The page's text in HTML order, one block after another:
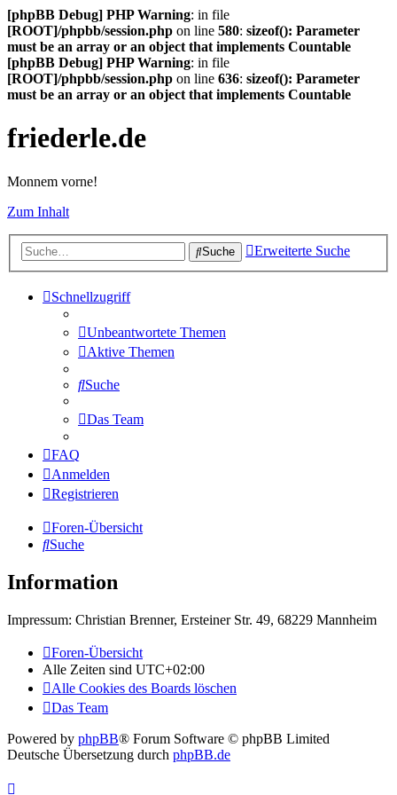
[phpBB Debug] PHP Warning: in file
[ROOT]/phpbb/session.php on line 580: sizeof(): Parameter
must be an array or an object that implements Countable
[phpBB Debug] PHP Warning: in file
[ROOT]/phpbb/session.php on line 636: sizeof(): Parameter
must be an array or an object that implements Countable
friederle.de
Monnem vorne!
Zum Inhalt
Suche Erweiterte Suche
Schnellzugriff
Unbeantwortete Themen
Aktive Themen
Suche
Das Team
FAQ
Anmelden
Registrieren
Foren-Übersicht
Suche
Information
Impressum: Christian Brenner, Ersteiner Str. 49, 68229 Mannheim
Foren-Übersicht
Alle Zeiten sind UTC+02:00
Alle Cookies des Boards löschen
Das Team
Powered by phpBB® Forum Software © phpBB Limited
Deutsche Übersetzung durch phpBB.de